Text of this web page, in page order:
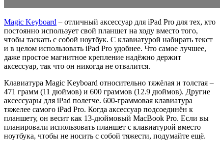
Magic Keyboard – отличный аксессуар для iPad Pro для тех, кто
постоянно использует свой планшет на ходу вместо того,
чтобы таскать с собой ноутбук. С клавиатурой набирать текст
и в целом использовать iPad Pro удобнее. Что самое лучшее,
даже простое магнитное крепление надёжно держит
аксессуар, так что он никогда не отвалится.
Клавиатура Magic Keyboard относительно тяжёлая и толстая –
471 грамм (11 дюймов) и 600 граммов (12.9 дюймов). Другие
аксессуары для iPad полегче. 600-граммовая клавиатура
тяжелее самого iPad Pro. Когда аксессуар подсоединён к
планшету, он весит как 13-дюймовый MacBook Pro. Если вы
планировали использовать планшет с клавиатурой вместо
ноутбука, чтобы не носить с собой тяжести, подумайте ещё.